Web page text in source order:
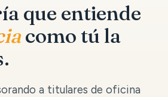
que entiende
como tú la
a titulares de oficina